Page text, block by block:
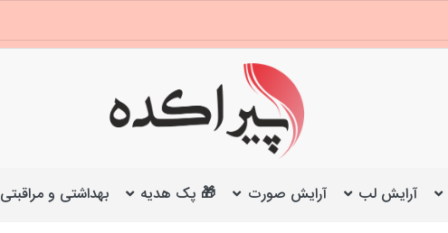
آرایش لب آرایش صورت 🎁 پک هدیه بهداشتی و مراقبتی